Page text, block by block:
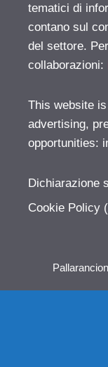
tematici di
contano sul
del settore.
collaborazioni:
This website
advertising,
opportunities:
Dichiarazione
Cookie Policy